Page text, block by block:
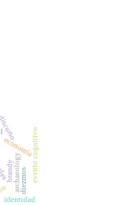
brandyarchaeology
economía
diezmosevento cognitivo
identidad